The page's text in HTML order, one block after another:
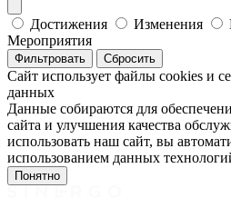
Достижения Изменения
Мероприятия
Фильтровать Сбросить
Сайт использует файлы cookies и
данных
Данные собираются для
сайта и улучшения качества
использовать наш сайт, вы
использованием данных
Понятно